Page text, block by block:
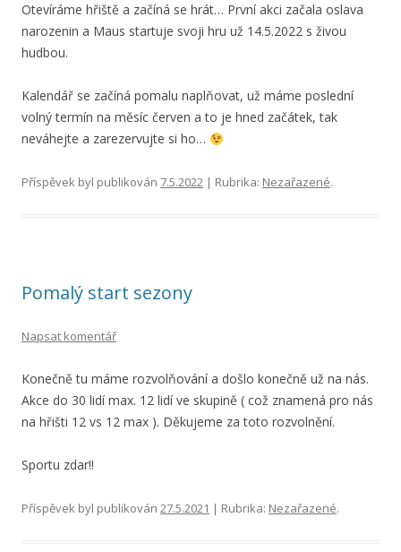
Otevíráme hřiště a začíná se hrát… První akci začala oslava
narozenin a Maus startuje svoji hru už 14.5.2022 s živou
hudbou.
Kalendář se začíná pomalu naplňovat, už máme poslední
volný termín na měsíc červen a to je hned začátek, tak
neváhejte a zarezervujte si ho…
Příspěvek byl publikován 7.5.2022 | Rubrika: Nezařazené.
Pomalý start sezony
Napsat komentář
Konečně tu máme rozvolňování a došlo konečně už na nás.
Akce do 30 lidí max. 12 lidí ve skupině ( což znamená pro nás
na hřišti 12 vs 12 max ). Děkujeme za toto rozvolnění.
Sportu zdar!!
Příspěvek byl publikován 27.5.2021 | Rubrika: Nezařazené.